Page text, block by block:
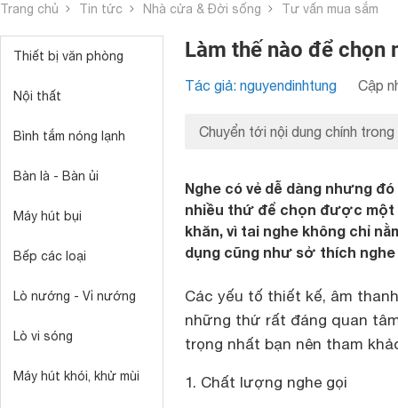
Trang chủ Tin tức Nhà cửa & Đời sống Tư vấn mua sắm
Thiết bị văn phòng
Nội thất
Bình tắm nóng lạnh
Bàn là - Bàn ủi
Máy hút bụi
Bếp các loại
Lò nướng - Vỉ nướng
Lò vi sóng
Máy hút khói, khử mùi
Làm thế nào để chọn
Tác giả: nguyendinhtung Cập
Chuyển tới nội dung chính trong
Nghe có vẻ dễ dàng nhưng
nhiều thứ để chọn được một
khăn, vì tai nghe không chỉ
dụng cũng như sở thích nghe
Các yếu tố thiết kế, âm
những thứ rất đáng quan
trọng nhất bạn nên tham
1. Chất lượng nghe gọi